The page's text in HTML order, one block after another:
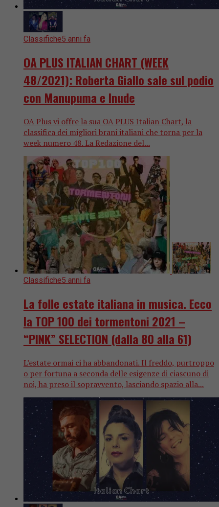
Classifiche5 anni fa
OA PLUS ITALIAN CHART (WEEK
48/2021): Roberta Giallo sale sul podio
con Manupuma e Inude
OA Plus vi offre la sua OA PLUS Italian Chart, la
classifica dei migliori brani italiani che torna per la
week numero 48. La Redazione del...
Classifiche5 anni fa
La folle estate italiana in musica. Ecco
la TOP 100 dei tormentoni 2021 –
“PINK” SELECTION (dalla 80 alla 61)
L’estate ormai ci ha abbandonati. Il freddo, purtroppo
o per fortuna a seconda delle esigenze di ciascuno di
noi, ha preso il sopravvento, lasciando spazio alla...